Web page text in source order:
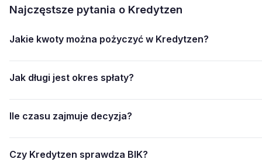
Najczęstsze pytania o Kredytzen
Jakie kwoty można pożyczyć w Kredytzen?
Jak długi jest okres spłaty?
Ile czasu zajmuje decyzja?
Czy Kredytzen sprawdza BIK?